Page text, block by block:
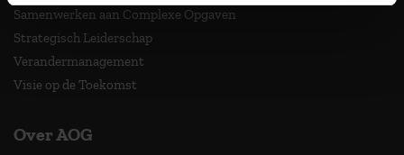
Samenwerken aan Complexe Opgaven
Strategisch Leiderschap
Verandermanagement
Visie op de Toekomst
Over AOG